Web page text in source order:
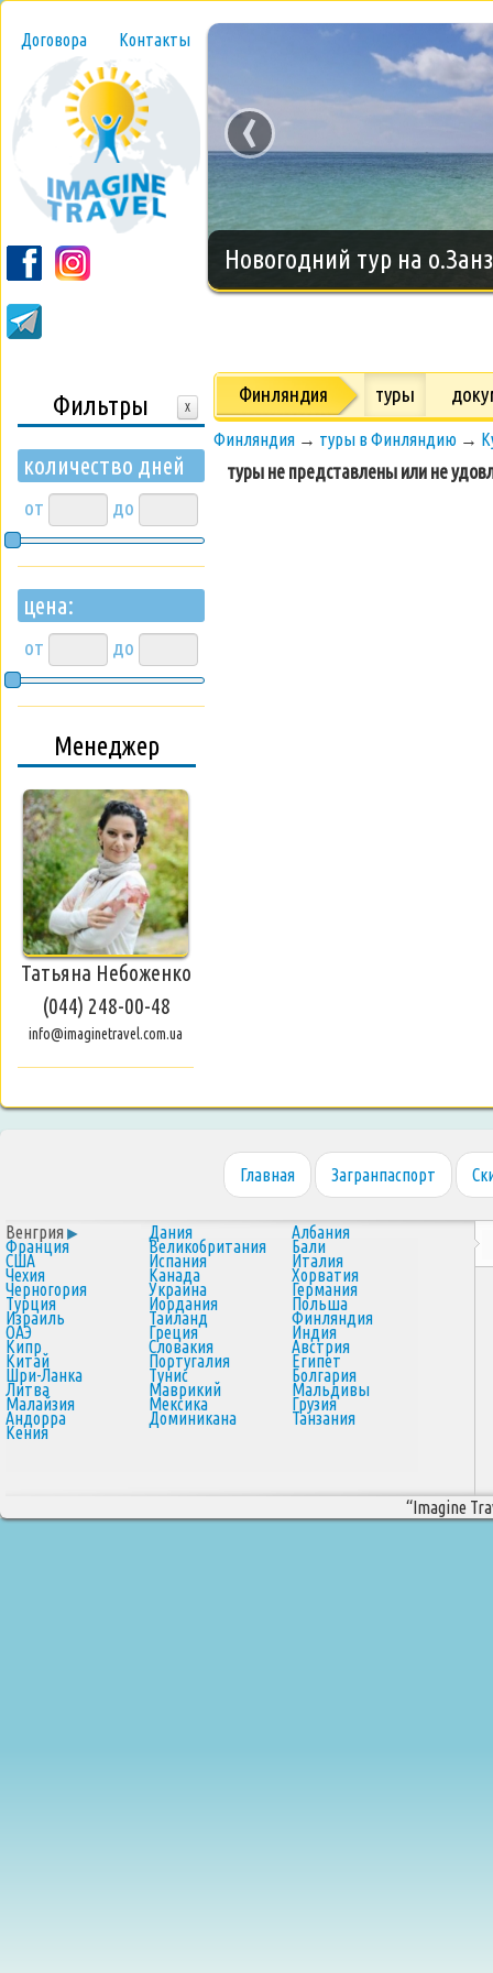
Договора Контакты
Новогодний тур на
‹
Фильтры X
количество дней
от до
цена:
от до
Менеджер
Татьяна Небоженко
(044) 248-00-48
info@imaginetravel.com.ua
Финляндия туры
Финляндия → туры в Финляндию →
туры не представлены или не
Главная Загранпаспорт
Венгрия Дания Албания
Франция Великобритания Бали
США Испания Италия
Чехия Канада Хорватия
Черногория Украина Германия
Турция Иордания Польша
Израиль Таиланд Финляндия
ОАЭ Греция Индия
Кипр Словакия Австрия
Китай Португалия Египет
Шри-Ланка Тунис Болгария
Литва Маврикий Мальдивы
Малайзия Мексика Грузия
Андорра Доминикана Танзания
Кения
“Imagine